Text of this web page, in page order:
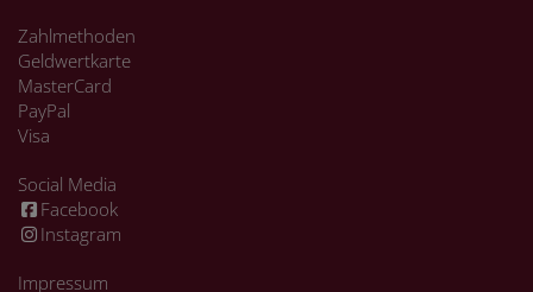
Zahlmethoden
Geldwertkarte
MasterCard
PayPal
Visa
Social Media
Facebook
Instagram
Impressum